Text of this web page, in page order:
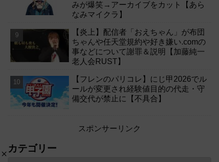
みが爆笑→アーカイブをカット【あら
なみマイクラ】
【炎上】配信者「おえちゃん」が布団
ちゃんや任天堂規約や好き嫌い.comの
事などについて謝罪＆説明【加藤純一
老人会RUST】
【フレンのパリコレ】にじ甲2026でル
ールが変更され経験値目的の代走・守
備交代が禁止に【不具合】
スポンサーリンク
カテゴリー